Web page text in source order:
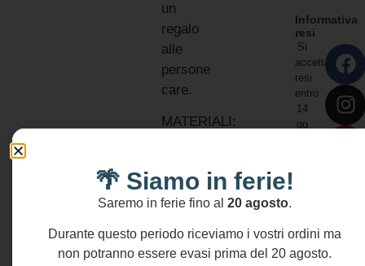
un
regalo
alle
persone
care.
MATERIALI:
Corallo
bambu
Informativa
resi
Si
accettano
resi
entro
14
gg
🌴 Siamo in ferie!
Saremo in ferie fino al 20 agosto.
Durante questo periodo riceviamo i vostri ordini ma
non potranno essere evasi prima del 20 agosto.